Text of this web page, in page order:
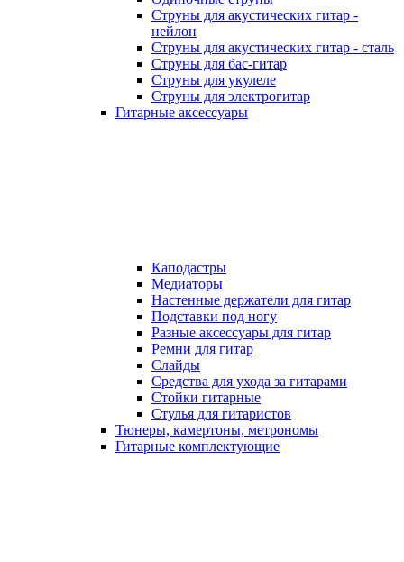
Струны для акустических гитар -
нейлон
Струны для акустических гитар - сталь
Струны для бас-гитар
Струны для укулеле
Струны для электрогитар
Гитарные аксессуары
Каподастры
Медиаторы
Настенные держатели для гитар
Подставки под ногу
Разные аксессуары для гитар
Ремни для гитар
Слайды
Средства для ухода за гитарами
Стойки гитарные
Стулья для гитаристов
Тюнеры, камертоны, метрономы
Гитарные комплектующие